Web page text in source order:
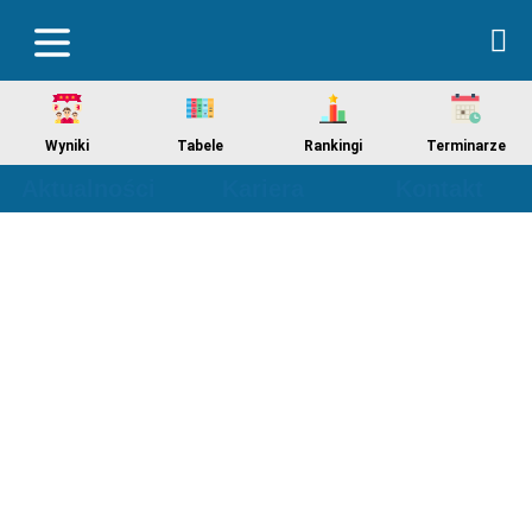
Wyniki Tabele Rankingi Terminarze